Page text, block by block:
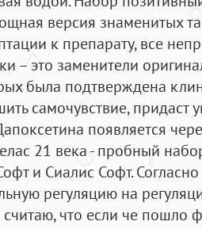
версия знаменитых
к препарату, все
– это заменители
была подтверждена
самочувствие, придаст
появляется
21 века - пробный
и Сиалис Софт.
регуляцию на
что если че пошло